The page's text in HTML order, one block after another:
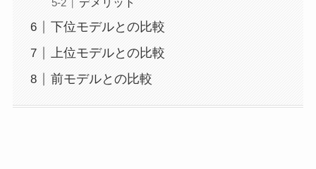
下位モデルとの比較
上位モデルとの比較
前モデルとの比較